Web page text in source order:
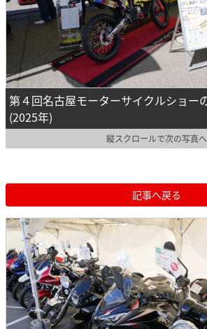
第４回名古屋モーターサイクルショー
(2025年)
縦スクロールで次の写真へ
記事へ戻る